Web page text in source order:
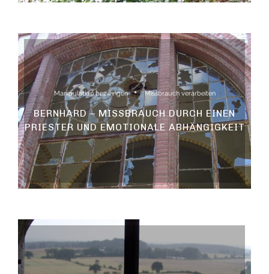
Manipulation bezwingen Missbrauch verarbeiten
BERNHARD – MISSBRAUCH DURCH EINEN
PRIESTER UND EMOTIONALE ABHÄNGIGKEIT